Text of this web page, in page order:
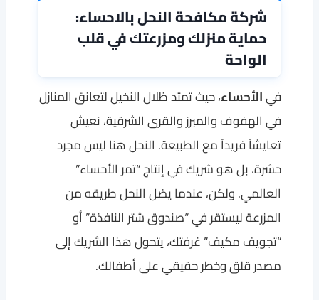
شركة مكافحة النحل بالاحساء:
حماية منزلك ومزرعتك في قلب
الواحة
فيالأحساء، حيث تمتد ظلال النخيل لتعانق المنازل
في الهفوف والمبرز والقرى الشرقية، نعيش
تعايشاً فريداً مع الطبيعة. النحل هنا ليس مجرد
حشرة، بل هو شريك في إنتاج “تمر الأحساء”
العالمي. ولكن، عندما يضل النحل طريقه من
المزرعة ليستقر في “صندوق شتر النافذة” أو
“تجويف مكيف” غرفتك، يتحول هذا الشريك إلى
مصدر قلق وخطر حقيقي على أطفالك.